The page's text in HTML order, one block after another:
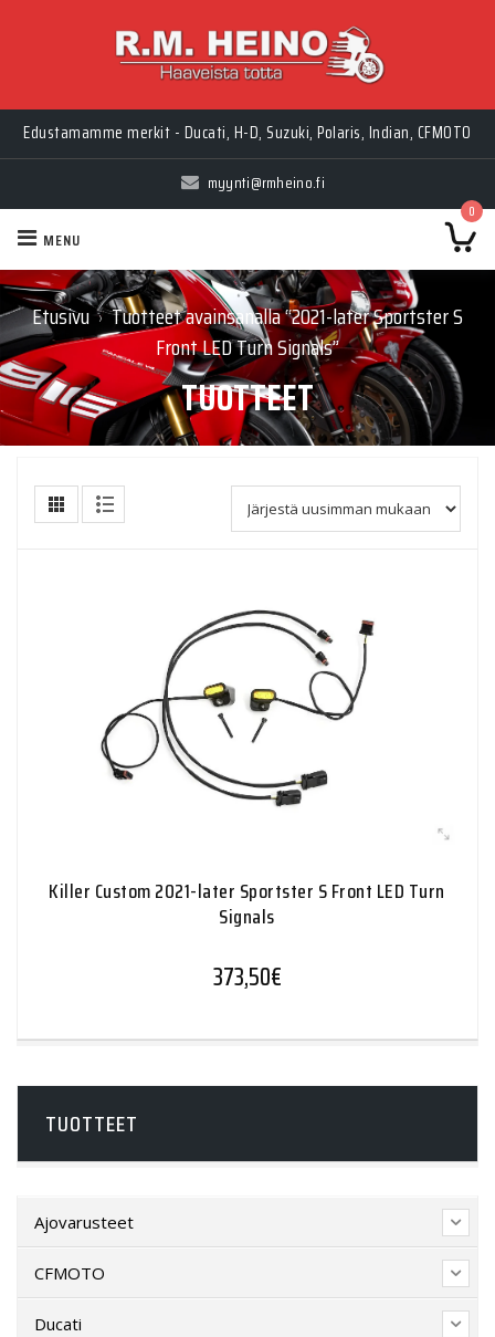
Edustamamme merkit - Ducati, H-D, Suzuki, Polaris, Indian, CFMOTO
myynti@rmheino.fi
0
MENU
Etusivu › Tuotteet avainsanalla “2021-later Sportster S
Front LED Turn Signals”
TUOTTEET
Killer Custom 2021-later Sportster S Front LED Turn
Signals
373,50€
TUOTTEET
Ajovarusteet
CFMOTO
Ducati